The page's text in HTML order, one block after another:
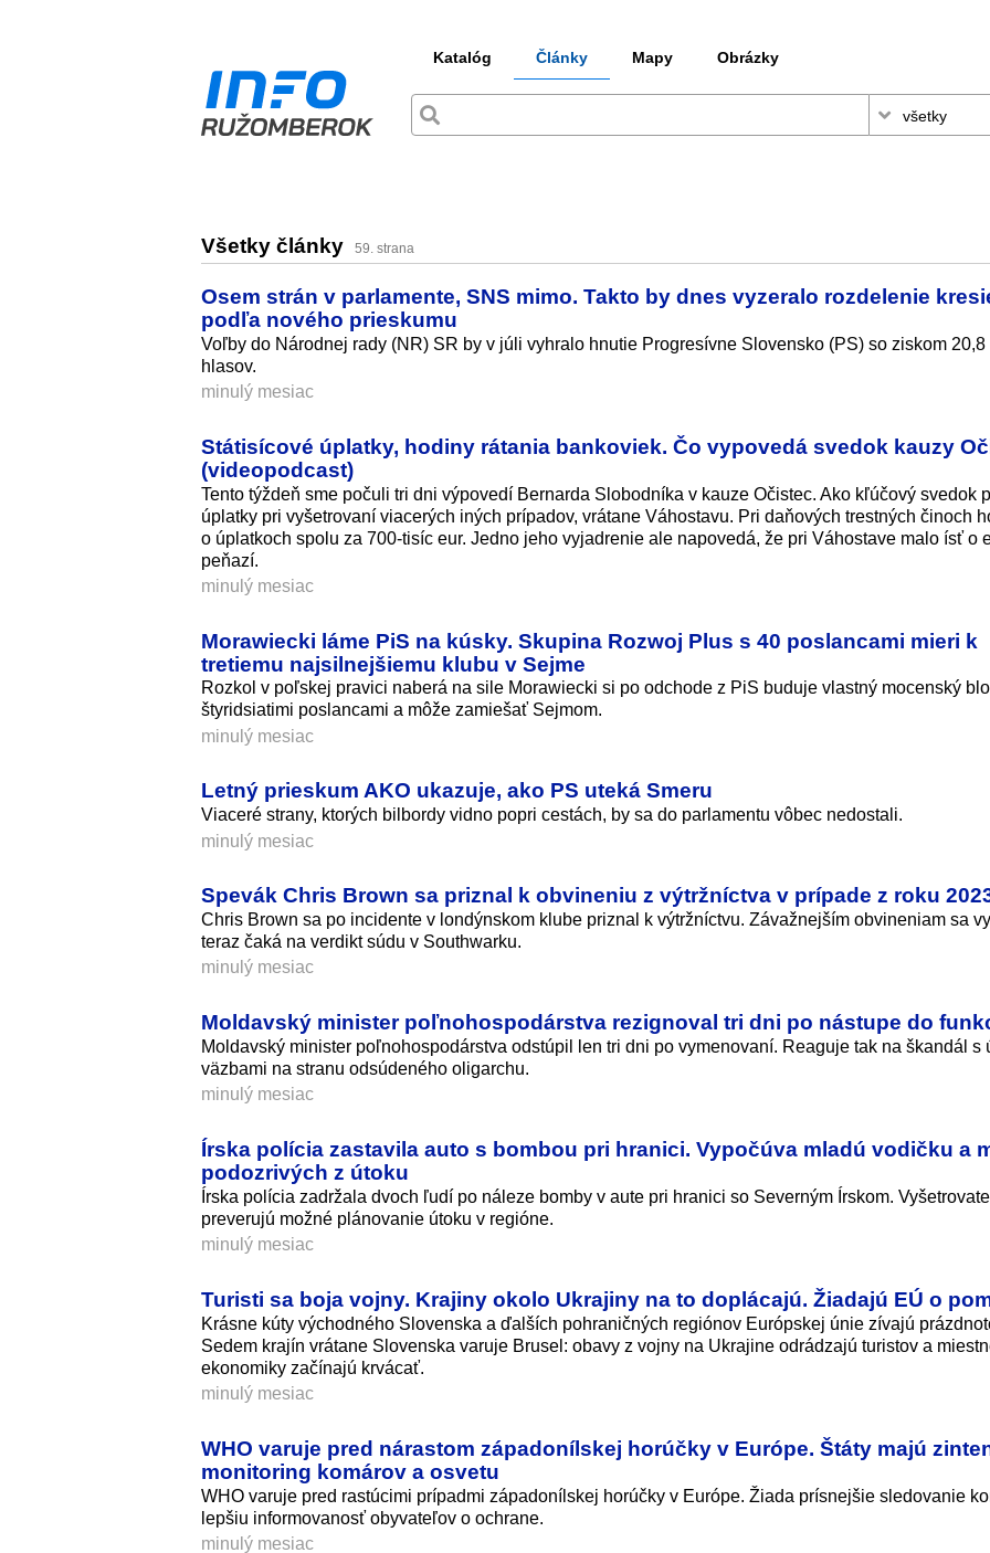
Katalóg Články Mapy Obrázky
Všetky články 59. strana
Osem strán v parlamente, SNS mimo. Takto by dnes vyzeralo rozdelenie
podľa nového prieskumu
Voľby do Národnej rady (NR) SR by v júli vyhralo hnutie Progresívne Slovensko (PS) so ziskom 20,8
hlasov.
minulý mesiac
Státisícové úplatky, hodiny rátania bankoviek. Čo vypovedá svedok kauzy
(videopodcast)
Tento týždeň sme počuli tri dni výpovedí Bernarda Slobodníka v kauze Očistec. Ako kľúčový svedok
úplatky pri vyšetrovaní viacerých iných prípadov, vrátane Váhostavu. Pri daňových trestných činoch
o úplatkoch spolu za 700-tisíc eur. Jedno jeho vyjadrenie ale napovedá, že pri Váhostave malo ísť o
peňazí.
minulý mesiac
Morawiecki láme PiS na kúsky. Skupina Rozwoj Plus s 40 poslancami mieri k
tretiemu najsilnejšiemu klubu v Sejme
Rozkol v poľskej pravici naberá na sile Morawiecki si po odchode z PiS buduje vlastný mocenský
štyridsiatimi poslancami a môže zamiešať Sejmom.
minulý mesiac
Letný prieskum AKO ukazuje, ako PS uteká Smeru
Viaceré strany, ktorých bilbordy vidno popri cestách, by sa do parlamentu vôbec nedostali.
minulý mesiac
Spevák Chris Brown sa priznal k obvineniu z výtržníctva v prípade z roku
Chris Brown sa po incidente v londýnskom klube priznal k výtržníctvu. Závažnejším obvineniam sa
teraz čaká na verdikt súdu v Southwarku.
minulý mesiac
Moldavský minister poľnohospodárstva rezignoval tri dni po nástupe do
Moldavský minister poľnohospodárstva odstúpil len tri dni po vymenovaní. Reaguje tak na škandál s
väzbami na stranu odsúdeného oligarchu.
minulý mesiac
Írska polícia zastavila auto s bombou pri hranici. Vypočúva mladú vodičku a
podozrivých z útoku
Írska polícia zadržala dvoch ľudí po náleze bomby v aute pri hranici so Severným Írskom.
preverujú možné plánovanie útoku v regióne.
minulý mesiac
Turisti sa boja vojny. Krajiny okolo Ukrajiny na to doplácajú. Žiadajú EÚ o
Krásne kúty východného Slovenska a ďalších pohraničných regiónov Európskej únie zívajú
Sedem krajín vrátane Slovenska varuje Brusel: obavy z vojny na Ukrajine odrádzajú turistov a
ekonomiky začínajú krvácať.
minulý mesiac
WHO varuje pred nárastom západonílskej horúčky v Európe. Štáty majú
monitoring komárov a osvetu
WHO varuje pred rastúcimi prípadmi západonílskej horúčky v Európe. Žiada prísnejšie sledovanie
lepšiu informovanosť obyvateľov o ochrane.
minulý mesiac